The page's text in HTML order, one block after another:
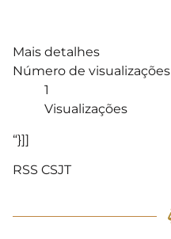
Mais detalhes
Número de visualizações
1
Visualizações
“}]]
RSS CSJT